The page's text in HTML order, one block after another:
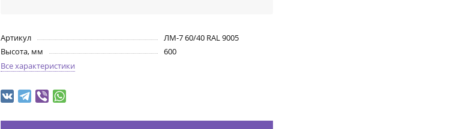
Артикул
ЛМ-7 60/40 RAL 9005
Высота, мм
600
Все характеристики